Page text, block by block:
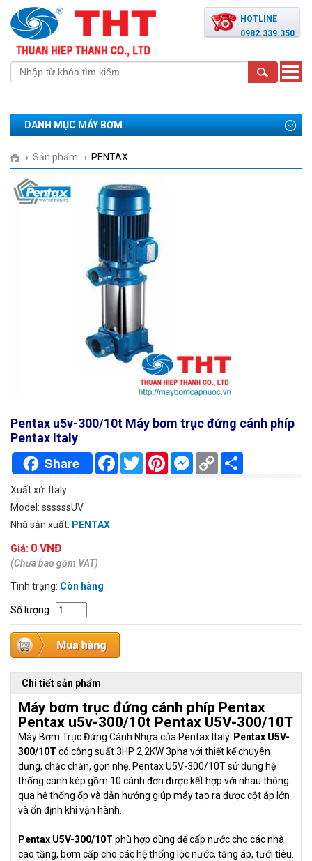
HOTLINE
0982.339.350
Toggle
DANH MỤC MÁY BƠM
Sản phẩm PENTAX
Pentax u5v-300/10t Máy bơm trục đứng cánh phíp
Pentax Italy
Share FacebookTwitterPinterestMessenger
Copy
Link
Xuất xứ: Italy
Model: ssssssUV
Nhà sản xuất: PENTAX
Giá: 0 VNĐ
(Chưa bao gồm VAT)
Tình trạng: Còn hàng
Số lượng :
Chi tiết sản phẩm
Máy bơm trục đứng cánh phíp Pentax
Pentax u5v-300/10t Pentax U5V-300/10T
Máy Bơm Trục Đứng Cánh Nhựa của Pentax Italy. Pentax U5V-
300/10T có công suất 3HP 2,2KW 3pha với thiết kế chuyên
dụng, chắc chắn, gọn nhẹ. Pentax U5V-300/10T sử dụng hệ
thống cánh kép gồm 10 cánh đơn được kết hợp với nhau thông
qua hệ thống ốp và dẫn hướng giúp máy tạo ra được cột áp lớn
và ổn định khi vận hành.
Pentax U5V-300/10T phù hợp dùng để cấp nước cho các nhà
cao tầng, bơm cấp cho các hệ thống lọc nước, tăng áp, tưới tiêu.